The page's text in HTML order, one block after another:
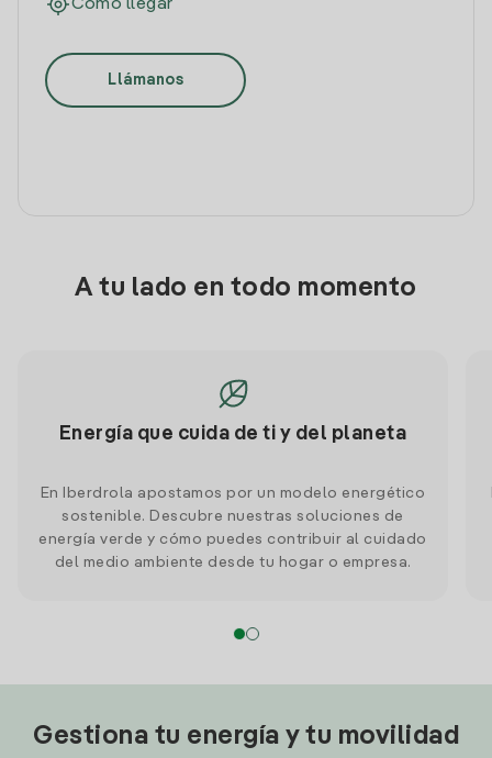
Cómo llegar
Llámanos
A tu lado en todo momento
Energía que cuida de ti y del planeta
En Iberdrola apostamos por un modelo energético
sostenible. Descubre nuestras soluciones de
energía verde y cómo puedes contribuir al cuidado
del medio ambiente desde tu hogar o empresa.
Gestiona tu energía y tu movilidad